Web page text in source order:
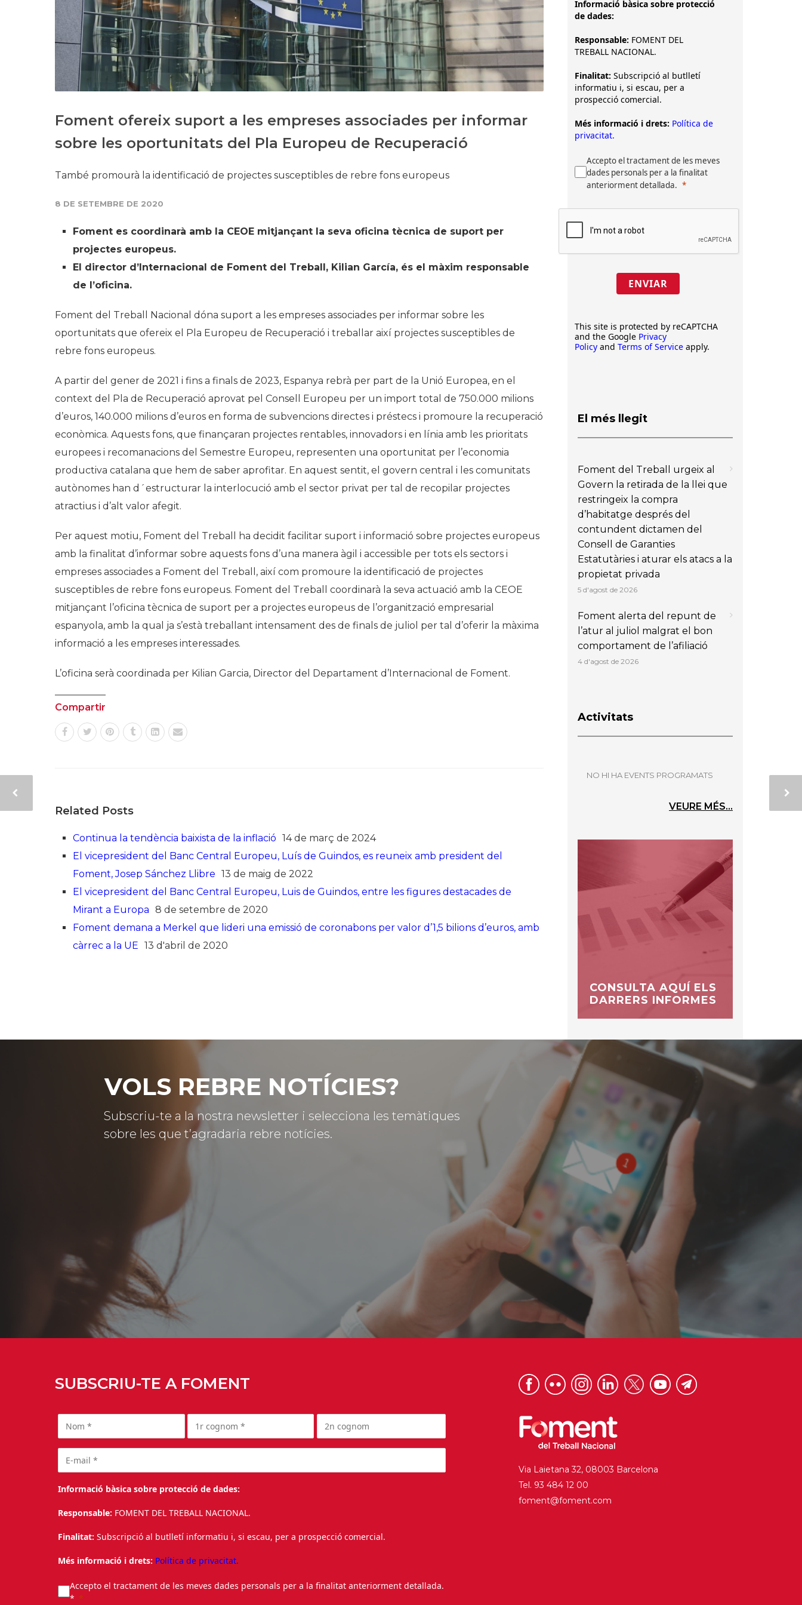
Història
Galeria de Presidents
Biblioteca Arxiu
Seu Social
Foment ofereix suport a les empreses associades per informar
sobre les oportunitats del Pla Europeu de Recuperació
També promourà la identificació de projectes susceptibles de rebre fons europeus
8 DE SETEMBRE DE 2020
Foment es coordinarà amb la CEOE mitjançant la seva oficina tècnica de suport per
projectes europeus.
El director d’Internacional de Foment del Treball, Kilian García, és el màxim responsable
de l’oficina.
Foment del Treball Nacional dóna suport a les empreses associades per informar sobre les
oportunitats que ofereix el Pla Europeu de Recuperació i treballar així projectes susceptibles de
rebre fons europeus.
A partir del gener de 2021 i fins a finals de 2023, Espanya rebrà per part de la Unió Europea, en el
context del Pla de Recuperació aprovat pel Consell Europeu per un import total de 750.000 milions
d’euros, 140.000 milions d’euros en forma de subvencions directes i préstecs i promoure la recuperació
econòmica. Aquests fons, que finançaran projectes rentables, innovadors i en línia amb les prioritats
europees i recomanacions del Semestre Europeu, representen una oportunitat per l’economia
productiva catalana que hem de saber aprofitar. En aquest sentit, el govern central i les comunitats
autònomes han d´estructurar la interlocució amb el sector privat per tal de recopilar projectes
atractius i d’alt valor afegit.
Per aquest motiu, Foment del Treball ha decidit facilitar suport i informació sobre projectes europeus
amb la finalitat d’informar sobre aquests fons d’una manera àgil i accessible per tots els sectors i
empreses associades a Foment del Treball, així com promoure la identificació de projectes
susceptibles de rebre fons europeus. Foment del Treball coordinarà la seva actuació amb la CEOE
mitjançant l’oficina tècnica de suport per a projectes europeus de l’organització empresarial
espanyola, amb la qual ja s’està treballant intensament des de finals de juliol per tal d’oferir la màxima
informació a les empreses interessades.
L’oficina serà coordinada per Kilian Garcia, Director del Departament d’Internacional de Foment.
Compartir
Related Posts
Continua la tendència baixista de la inflació 14 de març de 2024
El vicepresident del Banc Central Europeu, Luís de Guindos, es reuneix amb president del
Foment, Josep Sánchez Llibre 13 de maig de 2022
El vicepresident del Banc Central Europeu, Luis de Guindos, entre les figures destacades de
Mirant a Europa 8 de setembre de 2020
Foment demana a Merkel que lideri una emissió de coronabons per valor d’1,5 bilions d’euros, amb
càrrec a la UE 13 d'abril de 2020
Informació bàsica sobre protecció
de dades:
Responsable: FOMENT DEL
TREBALL NACIONAL.
Finalitat: Subscripció al butlletí
informatiu i, si escau, per a
prospecció comercial.
Més informació i drets: Política de
privacitat.
Accepto el tractament de les meves
dades personals per a la finalitat
anteriorment detallada.
ENVIAR
This site is protected by reCAPTCHA
and the Google Privacy
Policy and Terms of Service apply.
El més llegit
Foment del Treball urgeix al
Govern la retirada de la llei que
restringeix la compra
d’habitatge després del
contundent dictamen del
Consell de Garanties
Estatutàries i aturar els atacs a la
propietat privada
5 d'agost de 2026
Foment alerta del repunt de
l’atur al juliol malgrat el bon
comportament de l’afiliació
4 d'agost de 2026
Activitats
NO HI HA EVENTS PROGRAMATS
VEURE MÉS...
CONSULTA AQUÍ ELS
DARRERS INFORMES
VOLS REBRE NOTÍCIES?
Subscriu-te a la nostra newsletter i selecciona les temàtiques
sobre les que t’agradaria rebre notícies.
SUBSCRIU-TE A FOMENT
Informació bàsica sobre protecció de dades:
Responsable: FOMENT DEL TREBALL NACIONAL.
Finalitat: Subscripció al butlletí informatiu i, si escau, per a prospecció comercial.
Més informació i drets: Política de privacitat.
Accepto el tractament de les meves dades personals per a la finalitat anteriorment detallada.
*
Via Laietana 32, 08003 Barcelona
Tel. 93 484 12 00
foment@foment.com